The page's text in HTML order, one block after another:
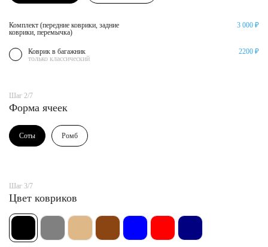
Комплект (передние коврики, задние
коврики, перемычка)
3 000 ₽
Коврик в багажник
только классический
2200 ₽
Шаг 2/7
Форма ячеек
Соты Ромб
Шаг 3/7
Цвет ковриков